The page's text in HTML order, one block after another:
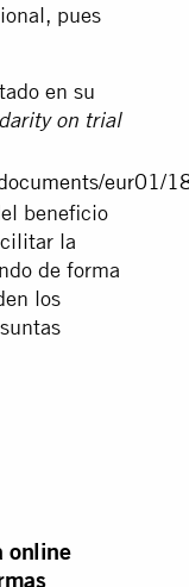
pues
en su
on trial
eur01/
beneficio
la
de forma
los
online